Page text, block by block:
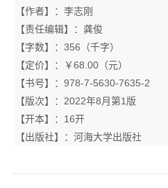
【作者】：李志刚
【责任编辑】：龚俊
【字数】：356（千字）
【定价】：￥68.00（元）
【书号】：978-7-5630-7635-2
【版次】：2022年8月第1版
【开本】：16开
【出版社】：河海大学出版社